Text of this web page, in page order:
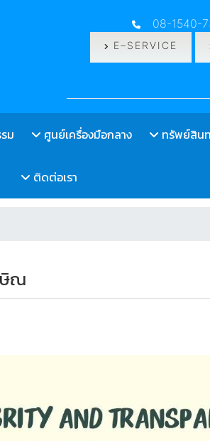
08-1540-
E–SERVICE
ม ศูนย์เครื่องมือกลาง ทรัพย์สิน
ติดต่อเรา
ษิณ